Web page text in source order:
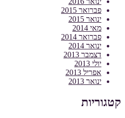
פברואר 2015
ינואר 2015
מאי 2014
פברואר 2014
ינואר 2014
דצמבר 2013
יולי 2013
אפריל 2013
ינואר 2013
קטגוריות